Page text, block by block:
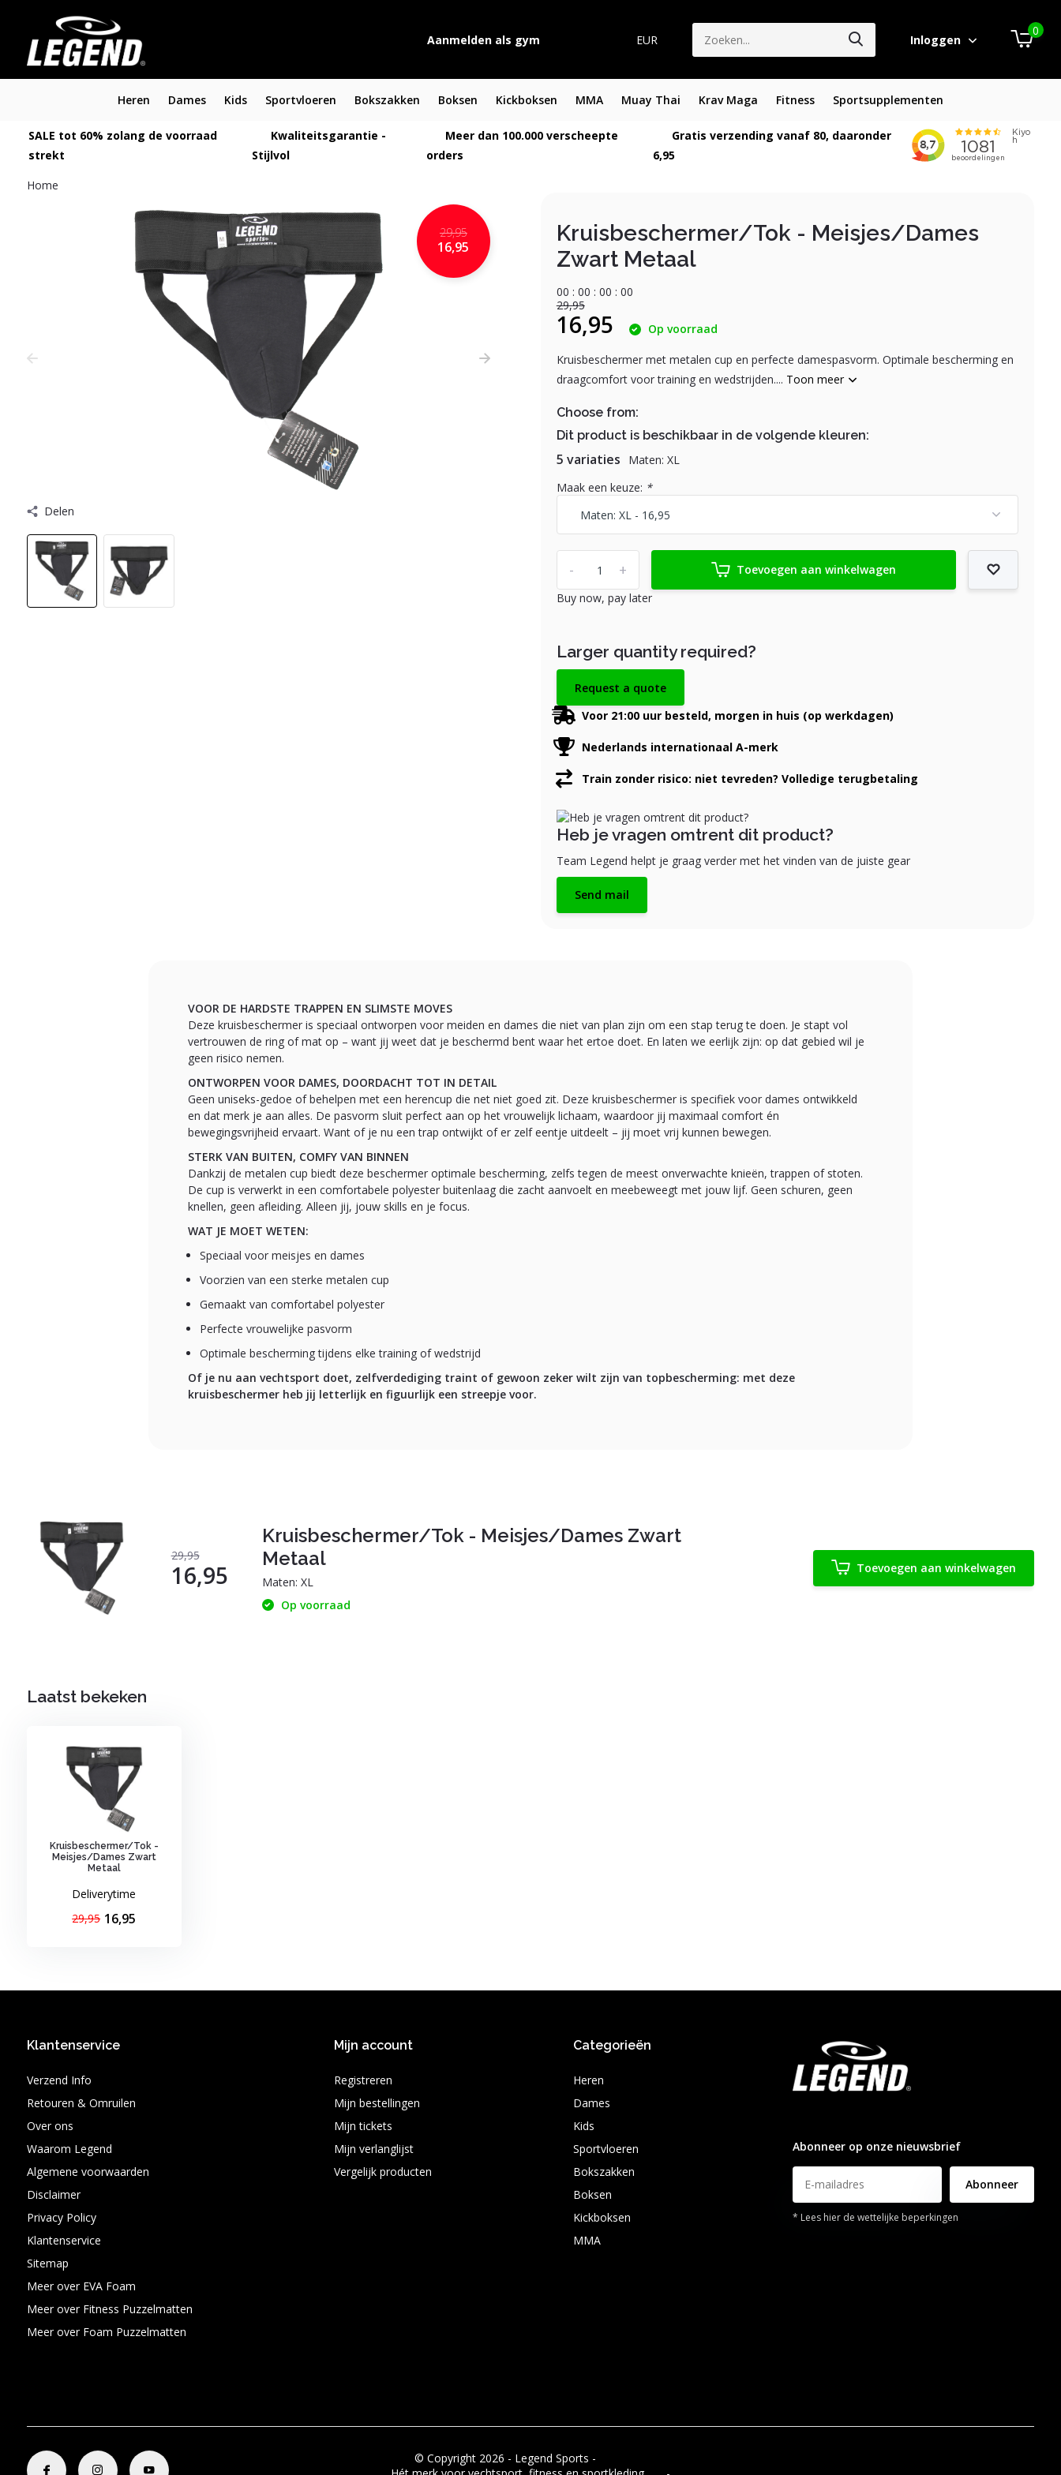
Aanmelden als gym EUR Inloggen
0
Heren Dames Kids Sportvloeren Bokszakken Boksen Kickboksen MMA Muay Thai Krav Maga Fitness Sportsupplementen
SALE tot 60% zolang de voorraad
strekt
Kwaliteitsgarantie -
Stijlvol
Meer dan 100.000 verscheepte
orders
Gratis verzending vanaf 80, daaronder
6,95
Home
29,95
16,95
Delen
Kruisbeschermer/Tok - Meisjes/Dames
Zwart Metaal
00 : 00 : 00 : 00
29,95
16,95 Op voorraad
Kruisbeschermer met metalen cup en perfecte damespasvorm. Optimale bescherming en
draagcomfort voor training en wedstrijden.... Toon meer
Choose from:
Dit product is beschikbaar in de volgende kleuren:
5 variaties
Maten: XL
Maak een keuze: *
+
-
Toevoegen aan winkelwagen
Buy now, pay later
Larger quantity required?
Request a quote
Voor 21:00 uur besteld, morgen in huis (op werkdagen)
Nederlands internationaal A-merk
Train zonder risico: niet tevreden? Volledige terugbetaling
Heb je vragen omtrent dit product?
Team Legend helpt je graag verder met het vinden van de juiste gear
Send mail
VOOR DE HARDSTE TRAPPEN EN SLIMSTE MOVES
Deze kruisbeschermer is speciaal ontworpen voor meiden en dames die niet van plan zijn om een stap terug te doen. Je stapt vol
vertrouwen de ring of mat op – want jij weet dat je beschermd bent waar het ertoe doet. En laten we eerlijk zijn: op dat gebied wil je
geen risico nemen.
ONTWORPEN VOOR DAMES, DOORDACHT TOT IN DETAIL
Geen uniseks-gedoe of behelpen met een herencup die net niet goed zit. Deze kruisbeschermer is specifiek voor dames ontwikkeld
en dat merk je aan alles. De pasvorm sluit perfect aan op het vrouwelijk lichaam, waardoor jij maximaal comfort én
bewegingsvrijheid ervaart. Want of je nu een trap ontwijkt of er zelf eentje uitdeelt – jij moet vrij kunnen bewegen.
STERK VAN BUITEN, COMFY VAN BINNEN
Dankzij de metalen cup biedt deze beschermer optimale bescherming, zelfs tegen de meest onverwachte knieën, trappen of stoten.
De cup is verwerkt in een comfortabele polyester buitenlaag die zacht aanvoelt en meebeweegt met jouw lijf. Geen schuren, geen
knellen, geen afleiding. Alleen jij, jouw skills en je focus.
WAT JE MOET WETEN:
Speciaal voor meisjes en dames
Voorzien van een sterke metalen cup
Gemaakt van comfortabel polyester
Perfecte vrouwelijke pasvorm
Optimale bescherming tijdens elke training of wedstrijd
Of je nu aan vechtsport doet, zelfverdediging traint of gewoon zeker wilt zijn van topbescherming: met deze
kruisbeschermer heb jij letterlijk en figuurlijk een streepje voor.
29,95
16,95
Kruisbeschermer/Tok - Meisjes/Dames Zwart
Metaal
Maten: XL
Op voorraad
Toevoegen aan winkelwagen
Laatst bekeken
Kruisbeschermer/Tok -
Meisjes/Dames Zwart
Metaal
Deliverytime
29,95 16,95
Klantenservice
Verzend Info
Retouren & Omruilen
Over ons
Waarom Legend
Algemene voorwaarden
Disclaimer
Privacy Policy
Klantenservice
Sitemap
Meer over EVA Foam
Meer over Fitness Puzzelmatten
Meer over Foam Puzzelmatten
Mijn account
Registreren
Mijn bestellingen
Mijn tickets
Mijn verlanglijst
Vergelijk producten
Categorieën
Heren
Dames
Kids
Sportvloeren
Bokszakken
Boksen
Kickboksen
MMA
Abonneer op onze nieuwsbrief
Abonneer
* Lees hier de wettelijke beperkingen
© Copyright 2026 - Legend Sports -